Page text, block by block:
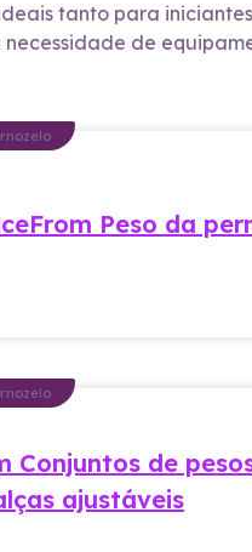
ideais tanto para
de
Peso da
Conjuntos de
ajustáveis